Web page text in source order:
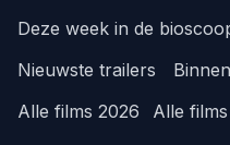
Deze week in de
Nieuwste trailers
Alle films 2026
Alle